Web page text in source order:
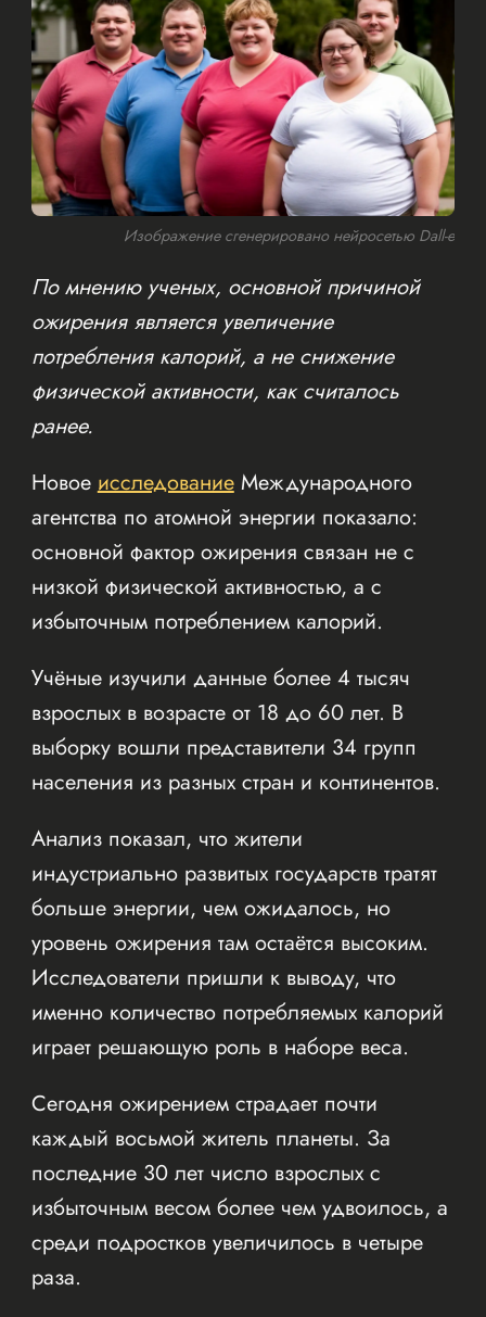
Изображение сгенерировано нейросетью Dall-e
По мнению ученых, основной причиной
ожирения является увеличение
потребления калорий, а не снижение
физической активности, как считалось
ранее.
НовоеисследованиеМеждународного
агентства по атомной энергии показало:
основной фактор ожирения связан не с
низкой физической активностью, а с
избыточным потреблением калорий.
Учёные изучили данные более 4 тысяч
взрослых в возрасте от 18 до 60 лет. В
выборку вошли представители 34 групп
населения из разных стран и континентов.
Анализ показал, что жители
индустриально развитых государств тратят
больше энергии, чем ожидалось, но
уровень ожирения там остаётся высоким.
Исследователи пришли к выводу, что
именно количество потребляемых калорий
играет решающую роль в наборе веса.
Сегодня ожирением страдает почти
каждый восьмой житель планеты. За
последние 30 лет число взрослых с
избыточным весом более чем удвоилось, а
среди подростков увеличилось в четыре
раза.